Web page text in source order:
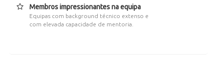
Membros impressionantes na equipa
Equipas com background técnico extenso e
com elevada capacidade de mentoria.